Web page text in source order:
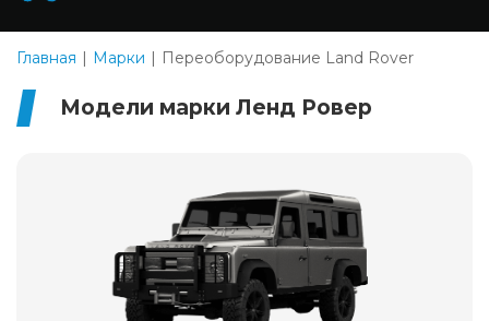
Главная Марки Переоборудование Land Rover
Модели марки Ленд Ровер